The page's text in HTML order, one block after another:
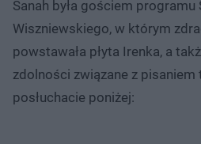
Sanah była gościem programu
Wiszniewskiego, w którym
powstawała płyta Irenka, a
zdolności związane z pisaniem
posłuchacie poniżej: